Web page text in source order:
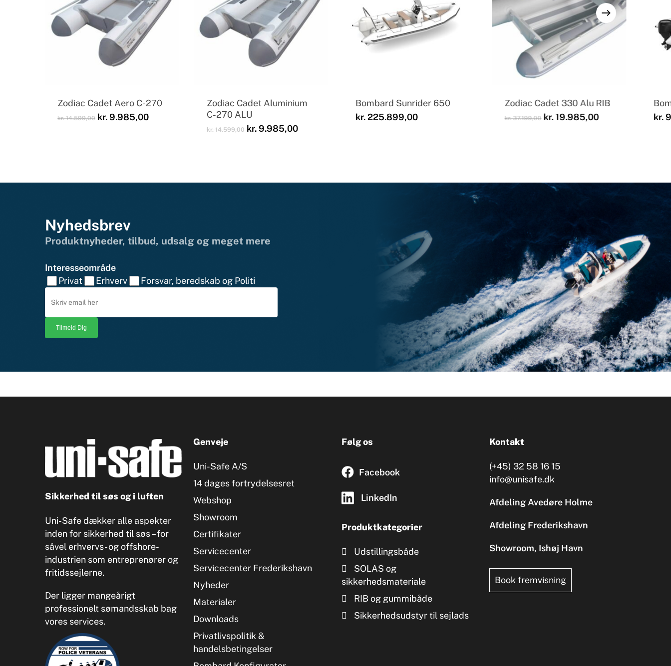
Zodiac Cadet Aero C-270
kr.14.599,00 Den
kr. 9.985,00Den
Zodiac Cadet Aluminium
C-270 ALU
kr.14.599,00 Den
kr.9.985,00Den
Bombard Sunrider 650
kr.225.899,00
Zodiac Cadet 330 Alu RIB
kr.37.199,00 Den
kr.19.985,00Den
kr.
Nyhedsbrev
Produktnyheder, tilbud, udsalg og meget mere
Interesseområde
Privat
Erhverv Forsvar, beredskab og Politi
Sikkerhed til søs og i luften
Uni-Safe dækker alle aspekter
inden for sikkerhed til søs – for
såvel erhvervs- og offshore-
industrien som entreprenører og
fritidssejlerne.
Der ligger mangeårigt
professionelt sømandsskab bag
vores services.
Genveje
Uni-Safe A/S
14 dages fortrydelsesret
Webshop
Showroom
Certifikater
Servicecenter
Servicecenter Frederikshavn
Nyheder
Materialer
Downloads
Privatlivspolitik &
handelsbetingelser
Følg os
Facebook
LinkedIn
Produktkategorier
Udstillingsbåde
SOLAS og
sikkerhedsmateriale
RIB og gummibåde
Sikkerhedsudstyr til sejlads
Kontakt
(+45) 32 58 16 15
info@unisafe.dk
Afdeling Avedøre Holme
Afdeling Frederikshavn
Showroom, Ishøj Havn
Book fremvisning